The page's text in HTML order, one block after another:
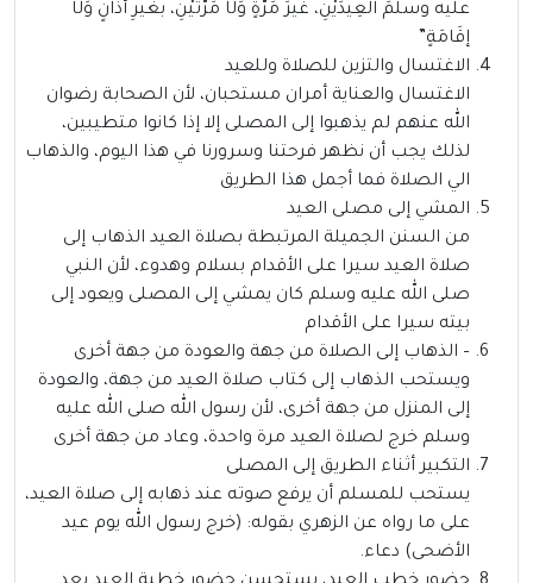
عليه وسلَّمَ العِيدَيْنِ، غيرَ مَرَّةٍ وَلَا مَرَّتَيْنِ، بغيرِ أَذَانٍ وَلَا
إقَامَةٍ”
الاغتسال والتزين للصلاة وللعيد
الاغتسال والعناية أمران مستحبان، لأن الصحابة رضوان
الله عنهم لم يذهبوا إلى المصلى إلا إذا كانوا متطيبين،
لذلك يجب أن نظهر فرحتنا وسرورنا في هذا اليوم، والذهاب
الي الصلاة فما أجمل هذا الطريق
المشي إلى مصلى العيد
من السنن الجميلة المرتبطة بصلاة العيد الذهاب إلى
صلاة العيد سيرا على الأقدام بسلام وهدوء، لأن النبي
صلى الله عليه وسلم كان يمشي إلى المصلى ويعود إلى
بيته سيرا على الأقدام
– الذهاب إلى الصلاة من جهة والعودة من جهة أخرى
ويستحب الذهاب إلى كتاب صلاة العيد من جهة، والعودة
إلى المنزل من جهة أخرى، لأن رسول الله صلى الله عليه
وسلم خرج لصلاة العيد مرة واحدة، وعاد من جهة أخرى
التكبير أثناء الطريق إلى المصلى
يستحب للمسلم أن يرفع صوته عند ذهابه إلى صلاة العيد،
على ما رواه عن الزهري بقوله: (خرج رسول الله يوم عيد
الأضحى) دعاء.